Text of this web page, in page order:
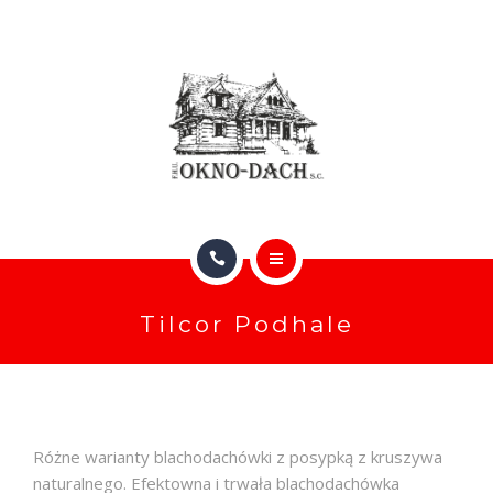
Tilcor Podhale
Różne warianty blachodachówki z posypką z kruszywa
naturalnego. Efektowna i trwała blachodachówka